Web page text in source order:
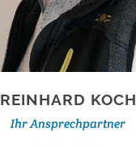
REINHARD KOCH
Ihr Ansprechpartner